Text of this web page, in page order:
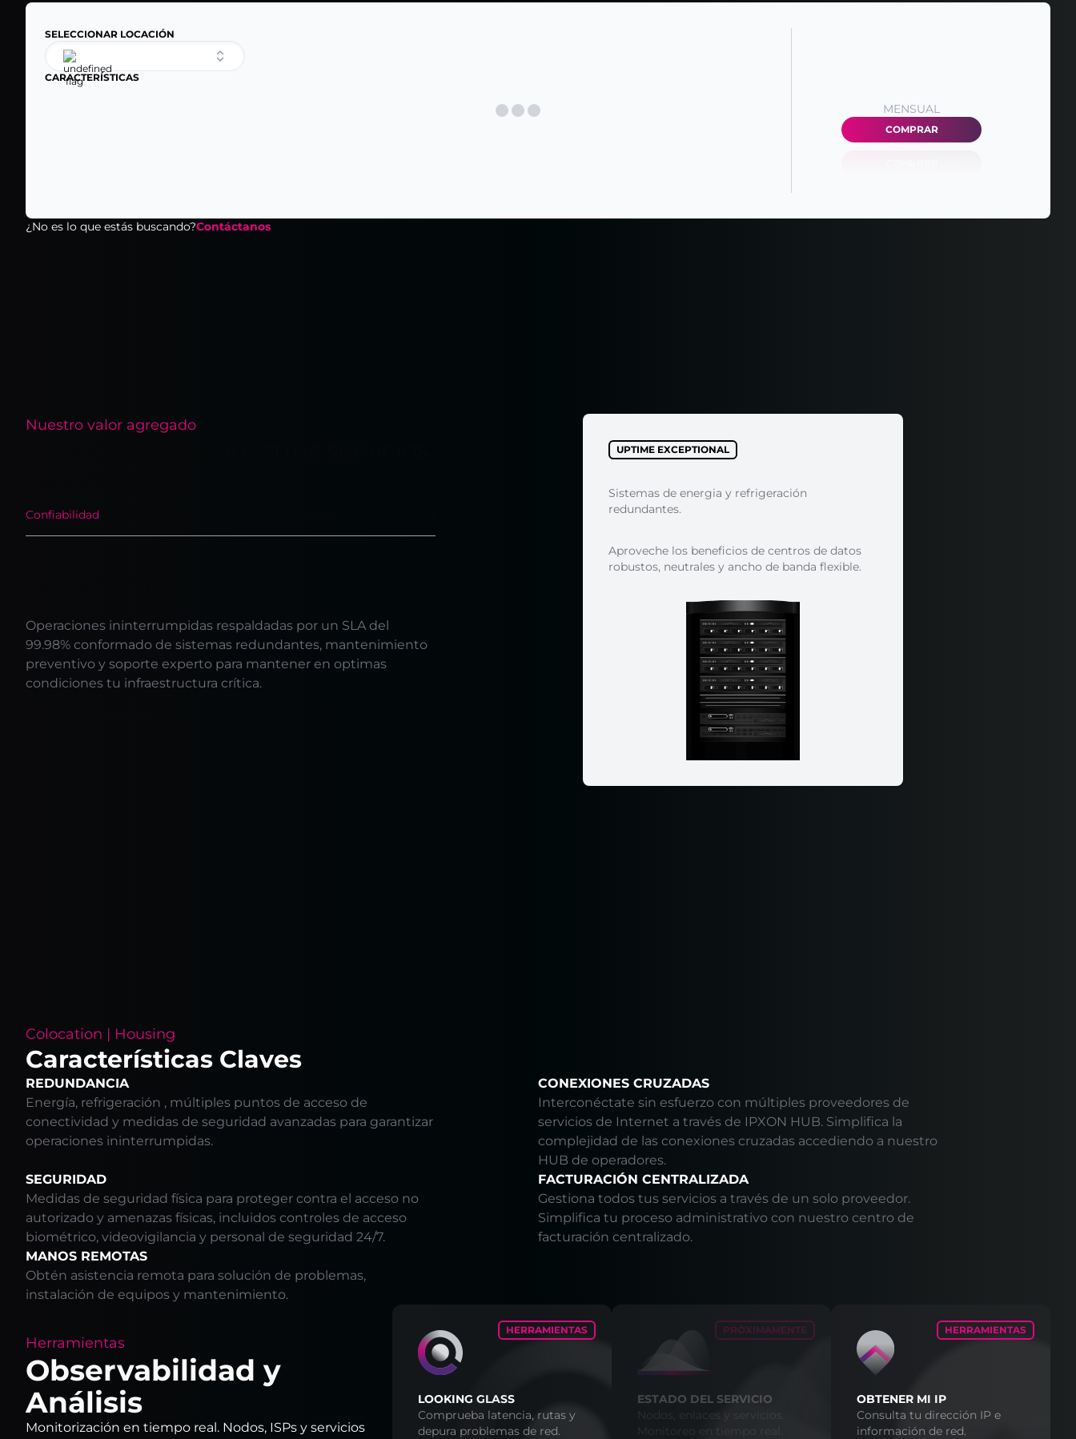
SELECCIONAR LOCACIÓN
CARACTERÍSTICAS
MENSUAL
COMPRAR
¿No es lo que estás buscando?Contáctanos
Nuestro valor agregado
Confiabilidad
Operaciones ininterrumpidas respaldadas por un SLA del
99.98% conformado de sistemas redundantes, mantenimiento
preventivo y soporte experto para mantener en optimas
condiciones tu infraestructura crítica.
UPTIME EXCEPTIONAL
Sistemas de energia y refrigeración
redundantes.
Aproveche los beneficios de centros de datos
robustos, neutrales y ancho de banda flexible.
Colocation | Housing
Características Claves
REDUNDANCIA
Energía, refrigeración , múltiples puntos de acceso de
conectividad y medidas de seguridad avanzadas para garantizar
operaciones ininterrumpidas.
CONEXIONES CRUZADAS
Interconéctate sin esfuerzo con múltiples proveedores de
servicios de Internet a través de IPXON HUB. Simplifica la
complejidad de las conexiones cruzadas accediendo a nuestro
HUB de operadores.
SEGURIDAD
Medidas de seguridad física para proteger contra el acceso no
autorizado y amenazas físicas, incluidos controles de acceso
biométrico, videovigilancia y personal de seguridad 24/7.
FACTURACIÓN CENTRALIZADA
Gestiona todos tus servicios a través de un solo proveedor.
Simplifica tu proceso administrativo con nuestro centro de
facturación centralizado.
MANOS REMOTAS
Obtén asistencia remota para solución de problemas,
instalación de equipos y mantenimiento.
Herramientas
Observabilidad y
Análisis
Monitorización en tiempo real. Nodos, ISPs y servicios
HERRAMIENTAS
LOOKING GLASS
Comprueba latencia, rutas y
depura problemas de red.
PRÓXIMAMENTE
ESTADO DEL SERVICIO
Nodos, enlaces y servicios.
Monitoreo en tiempo real.
HERRAMIENTAS
OBTENER MI IP
Consulta tu dirección IP e
información de red.